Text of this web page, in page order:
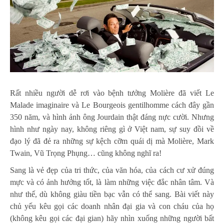
Rất nhiều người dễ rơi vào bệnh tưởng Molière đã viết Le
Malade imaginaire và Le Bourgeois gentilhomme cách đây gần
350 năm, và hình ảnh ông Jourdain thật đáng nực cười. Nhưng
hình như ngày nay, không riêng gì ở Việt nam, sự suy đồi về
đạo lý đã đẻ ra những sự kệch cỡm quái dị mà Molière, Mark
Twain, Vũ Trọng Phụng… cũng không nghĩ ra!
Sang là vẻ đẹp của tri thức, của văn hóa, của cách cư xử đúng
mực và có ảnh hưởng tốt, là làm những việc đắc nhân tâm. Và
như thế, dù không giàu tiền bạc vẫn có thể sang. Bài viết này
chủ yếu kêu gọi các doanh nhân đại gia và con cháu của họ
(không kêu gọi các đại gian) hãy nhìn xuống những người bất